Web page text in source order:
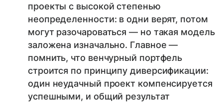
проекты с высокой степенью
неопределенности: в одни верят, потом
могут разочароваться — но такая модель
заложена изначально. Главное —
помнить, что венчурный портфель
строится по принципу диверсификации:
один неудачный проект компенсируется
успешными, и общий результат